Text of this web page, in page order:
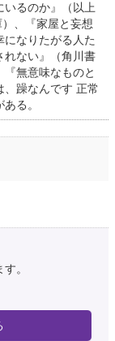
いるのか』（以上
、『家屋と妄想
なりたがる人た
れない』（角川書
無意味なものと
躁なんです 正常
る。
。